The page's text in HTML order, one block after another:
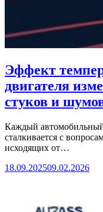
Эффект
двигателя
стуков и
Каждый
сталкивается с
исходящих от…
18.09.202509.02.2026